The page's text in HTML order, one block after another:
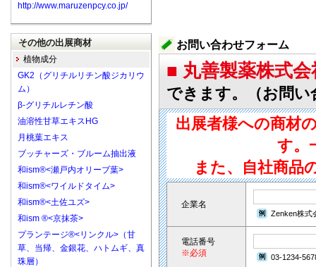
お問い合わせフォーム
■ 丸善製薬株式
できます。（お問い
出展者様への商材
す。
また、自社商品
企業名
Zenken株式
電話番号
※必須
03-1234-
http://www.maruzenpcy.co.jp/
その他の出展商材
植物成分
GK2（グリチルリチン酸ジカリウ
ム）
β-グリチルレチン酸
油溶性甘草エキスHG
月桃葉エキス
ブッチャーズ・ブルーム抽出液
和ism®<瀬戸内オリーブ葉>
和ism®<ワイルドタイム>
和ism®<土佐ユズ>
和ism ®<京抹茶>
プランテージ®<リンクル>（甘
草、当帰、金銀花、ハトムギ、真
珠層）